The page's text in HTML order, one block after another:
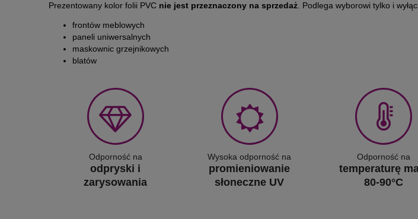
Prezentowany kolor folii PVC nie jest przeznaczony na sprzedaż. Podlega wyborowi tylko i
frontów meblowych
paneli uniwersalnych
maskownic grzejnikowych
blatów
Odporność na
odpryski i
zarysowania
Wysoka odporność na
promieniowanie
słoneczne UV
Odporność na
temperaturę
80-90°C